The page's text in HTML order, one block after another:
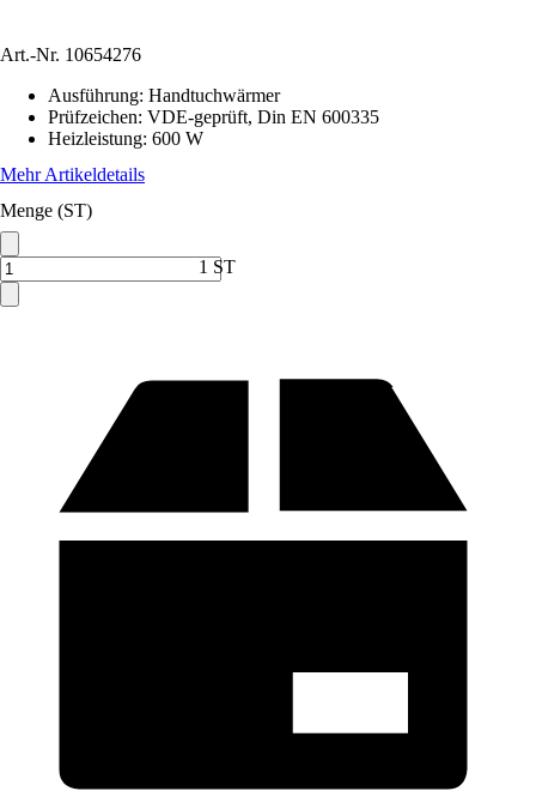
Art.-Nr. 10654276
Ausführung: Handtuchwärmer
Prüfzeichen: VDE-geprüft, Din EN 600335
Heizleistung: 600 W
Mehr Artikeldetails
Menge (ST)
1 ST